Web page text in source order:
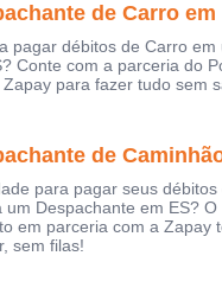
de Carro em
pagar débitos de Carro em
Conte com a parceria do
para fazer tudo sem
de
para pagar seus
um Despachante em ES?
em parceria com a Zapay
sem filas!